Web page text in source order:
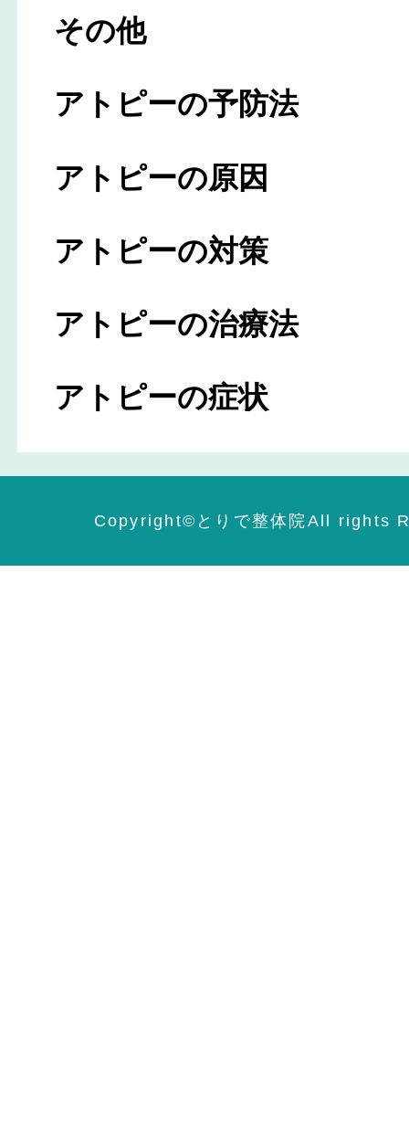
その他
アトピーの予防法
アトピーの原因
アトピーの対策
アトピーの治療法
アトピーの症状
Copyright©️とりで整体院All rights